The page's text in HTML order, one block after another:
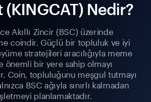
(KINGCAT) Nedir?
Akıllı Zincir (BSC) üzerinde
coindir. Güçlü bir topluluk ve iyi
stratejileri aracılığıyla meme
önemli bir yere sahip olmayı
Coin, topluluğunu meşgul tutmayı
BSC ağıyla sınırlı kalmadan
planlamaktadır.